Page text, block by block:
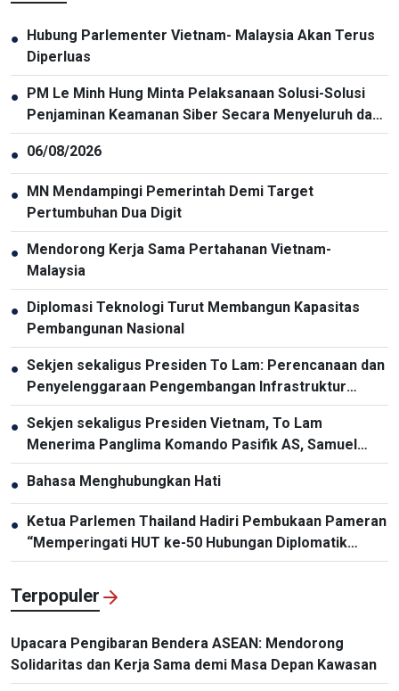
● Hubung Parlementer Vietnam- Malaysia Akan Terus
Diperluas
● PM Le Minh Hung Minta Pelaksanaan Solusi-Solusi
Penjaminan Keamanan Siber Secara Menyeluruh dan
Sinkron
● 06/08/2026
● MN Mendampingi Pemerintah Demi Target
Pertumbuhan Dua Digit
● Mendorong Kerja Sama Pertahanan Vietnam-
Malaysia
● Diplomasi Teknologi Turut Membangun Kapasitas
Pembangunan Nasional
● Sekjen sekaligus Presiden To Lam: Perencanaan dan
Penyelenggaraan Pengembangan Infrastruktur
Harus Diperbarui
● Sekjen sekaligus Presiden Vietnam, To Lam
Menerima Panglima Komando Pasifik AS, Samuel
Paparo
● Bahasa Menghubungkan Hati
● Ketua Parlemen Thailand Hadiri Pembukaan Pameran
“Memperingati HUT ke-50 Hubungan Diplomatik
Vietnam-Thailand”
Terpopuler
Upacara Pengibaran Bendera ASEAN: Mendorong
Solidaritas dan Kerja Sama demi Masa Depan Kawasan